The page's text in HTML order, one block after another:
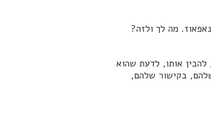
מנאפאוז. מה לך ולזה?
אותו, לדעת שהוא
בקישור שלהם,